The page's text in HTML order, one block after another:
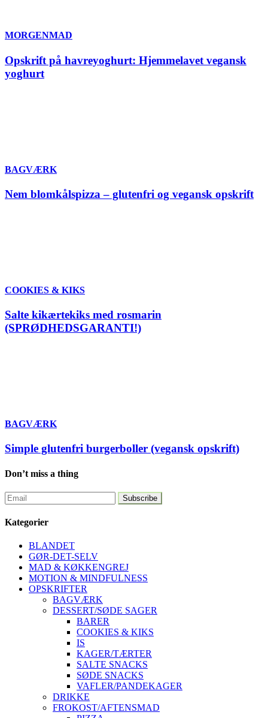
MORGENMAD
Opskrift på havreyoghurt: Hjemmelavet vegansk
yoghurt
BAGVÆRK
Nem blomkålspizza – glutenfri og vegansk opskrift
COOKIES & KIKS
Salte kikærtekiks med rosmarin
(SPRØDHEDSGARANTI!)
BAGVÆRK
Simple glutenfri burgerboller (vegansk opskrift)
Don’t miss a thing
Kategorier
BLANDET
GØR-DET-SELV
MAD & KØKKENGREJ
MOTION & MINDFULNESS
OPSKRIFTER
BAGVÆRK
DESSERT/SØDE SAGER
BARER
COOKIES & KIKS
IS
KAGER/TÆRTER
SALTE SNACKS
SØDE SNACKS
VAFLER/PANDEKAGER
DRIKKE
FROKOST/AFTENSMAD